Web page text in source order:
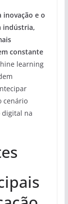
inovação e o
indústria,
constante
learning
cenário
na